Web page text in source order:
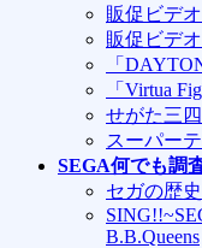
販促ビデオ
販促ビデオ
「
「Virtua
せがた三
スーパー
SEGA何でも調
セガの歴史
B.B.Queens